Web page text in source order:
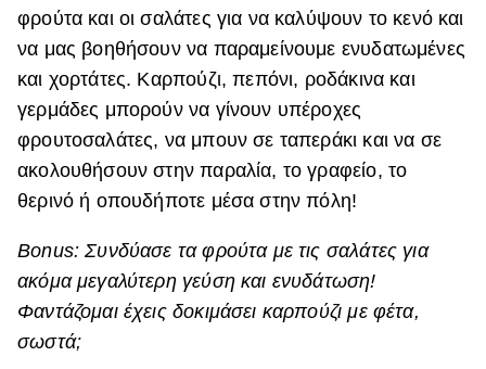
φρούτα και οι σαλάτες για να καλύψουν το κενό και
να μας βοηθήσουν να παραμείνουμε ενυδατωμένες
και χορτάτες. Καρπούζι, πεπόνι, ροδάκινα και
γερμάδες μπορούν να γίνουν υπέροχες
φρουτοσαλάτες, να μπουν σε ταπεράκι και να σε
ακολουθήσουν στην παραλία, το γραφείο, το
θερινό ή οπουδήποτε μέσα στην πόλη!
Bonus:Συνδύασε τα φρούτα με τις σαλάτες για
ακόμα μεγαλύτερη γεύση και ενυδάτωση!
Φαντάζομαι έχεις δοκιμάσει καρπούζι με φέτα,
σωστά;